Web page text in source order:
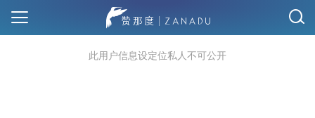
此用户信息设定位私人不可公开